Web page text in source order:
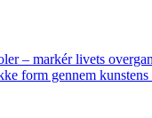
– markér livets
form gennem